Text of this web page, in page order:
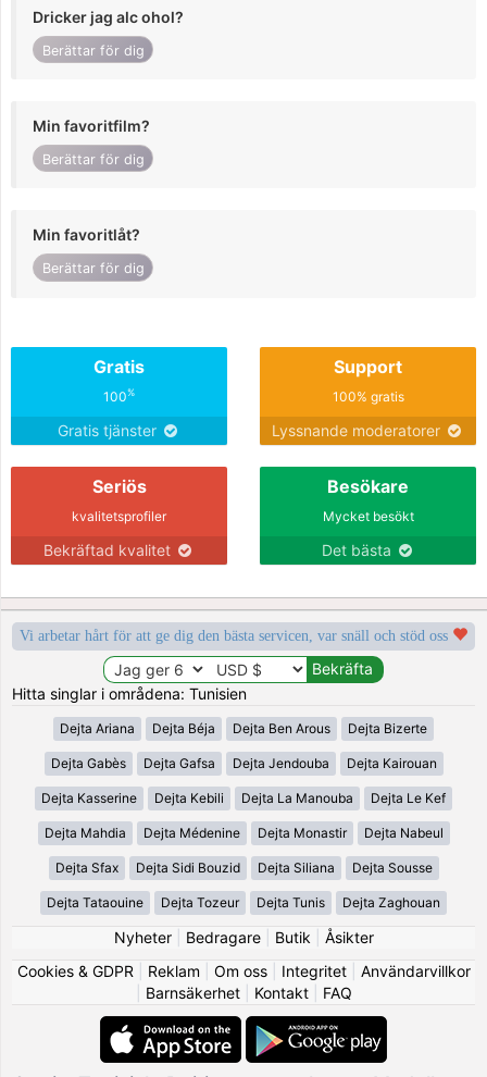
Dricker jag alc ohol?
Berättar för dig
Min favoritfilm?
Berättar för dig
Min favoritlåt?
Berättar för dig
Gratis
100%
Gratis tjänster
Support
100% gratis
Lyssnande moderatorer
Seriös
kvalitetsprofiler
Bekräftad kvalitet
Besökare
Mycket besökt
Det bästa
Vi arbetar hårt för att ge dig den bästa servicen, var snäll och stöd oss
Hitta singlar i områdena: Tunisien
Dejta Ariana Dejta Béja Dejta Ben Arous Dejta Bizerte
Dejta Gabès Dejta Gafsa Dejta Jendouba Dejta Kairouan
Dejta Kasserine Dejta Kebili Dejta La Manouba Dejta Le Kef
Dejta Mahdia Dejta Médenine Dejta Monastir Dejta Nabeul
Dejta Sfax Dejta Sidi Bouzid Dejta Siliana Dejta Sousse
Dejta Tataouine Dejta Tozeur Dejta Tunis Dejta Zaghouan
Nyheter| Bedragare| Butik
Åsikter
Cookies & GDPR
Reklam Om oss| Integritet| Användarvillkor
Barnsäkerhet| Kontakt| FAQ